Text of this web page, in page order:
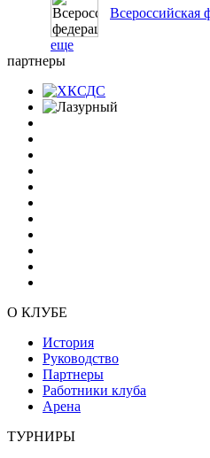
Всероссийская
еще
партнеры
О КЛУБЕ
История
Руководство
Партнеры
Работники клуба
Арена
ТУРНИРЫ